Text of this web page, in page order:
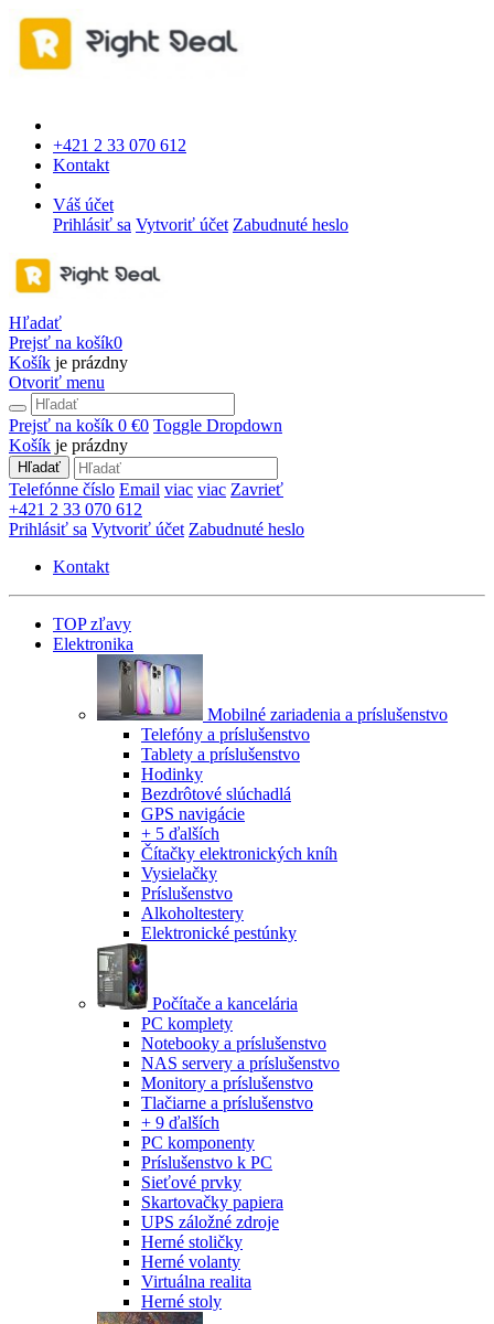
+421 2 33 070 612
Kontakt
Váš účet
Prihlásiť sa Vytvoriť účet Zabudnuté heslo
Hľadať
Prejsť na košík0
Košík je prázdny
Otvoriť menu
Prejsť na košík 0 €0 Toggle Dropdown
Košík je prázdny
Hľadať
Telefónne číslo Email viac viac Zavrieť
+421 2 33 070 612
Prihlásiť sa Vytvoriť účet Zabudnuté heslo
Kontakt
TOP zľavy
Elektronika
Mobilné zariadenia a príslušenstvo
Telefóny a príslušenstvo
Tablety a príslušenstvo
Hodinky
Bezdrôtové slúchadlá
GPS navigácie
+ 5 ďalších
Čítačky elektronických kníh
Vysielačky
Príslušenstvo
Alkoholtestery
Elektronické pestúnky
Počítače a kancelária
PC komplety
Notebooky a príslušenstvo
NAS servery a príslušenstvo
Monitory a príslušenstvo
Tlačiarne a príslušenstvo
+ 9 ďalších
PC komponenty
Príslušenstvo k PC
Sieťové prvky
Skartovačky papiera
UPS záložné zdroje
Herné stoličky
Herné volanty
Virtuálna realita
Herné stoly